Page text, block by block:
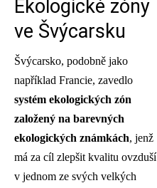
Ekologické zóny
ve Švýcarsku
Švýcarsko, podobně jako
například Francie, zavedlo
systém ekologických zón
založený na barevných
ekologických známkách, jenž
má za cíl zlepšit kvalitu ovzduší
v jednom ze svých velkých